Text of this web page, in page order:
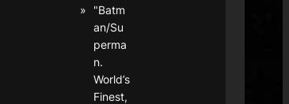
"Batm
an/Su
perma
n.
World’s
Finest,